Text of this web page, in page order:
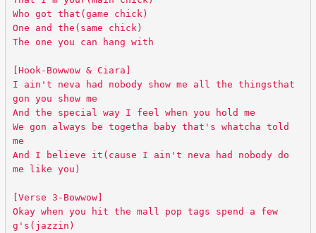
Who got that(game chick)
One and the(same chick)
The one you can hang with
[Hook-Bowwow & Ciara]
I ain't neva had nobody show me all the thingsthat
gon you show me
And the special way I feel when you hold me
We gon always be togetha baby that's whatcha told
me
And I believe it(cause I ain't neva had nobody do
me like you)
[Verse 3-Bowwow]
Okay when you hit the mall pop tags spend a few
g's(jazzin)